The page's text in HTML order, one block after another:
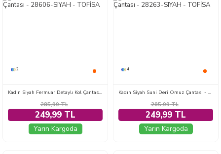
2
Kadın Siyah Fermuar Detaylı Kol Çantası - 28606-SIYAH
285,99TL
249,99 TL
Yarın Kargoda
4
Kadın Siyah Suni Deri Omuz Çantası - 28263-SIYAH
285,99TL
249,99 TL
Yarın Kargoda